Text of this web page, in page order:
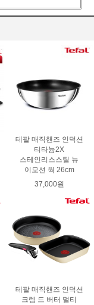
테팔 매직핸즈 인덕션
티타늄2X
스테인리스스틸 뉴
이모션 웍 26cm
37,000원
테팔 매직핸즈 인덕션
크렘 드 버터 멀티